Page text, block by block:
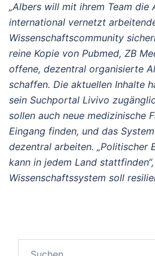
„Albers will mit ihrem Team die
international vernetzt
Wissenschaftscommunity
reine Kopie von Pubmed, ZB
offene, dezentral organisierte
schaffen. Die aktuellen Inhalte
sein Suchportal Livivo
sollen auch neue medizinische
Eingang finden, und das
dezentral arbeiten. „Politischer
kann in jedem Land
Wissenschaftssystem soll